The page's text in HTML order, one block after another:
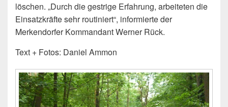
löschen. „Durch die gestrige Erfahrung, arbeiteten die
Einsatzkräfte sehr routiniert“, informierte der
Merkendorfer Kommandant Werner Rück.
Text + Fotos: Daniel Ammon